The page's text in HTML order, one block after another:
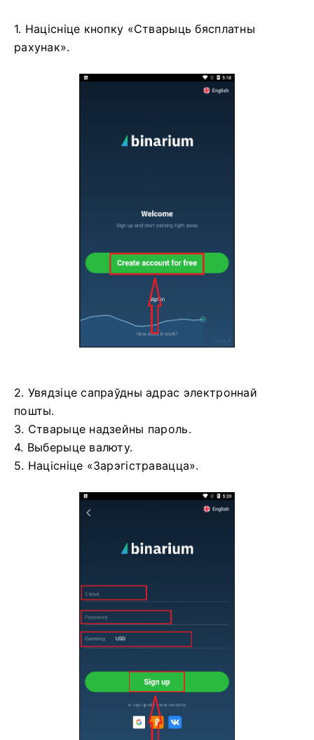
1. Націсніце кнопку «Стварыць бясплатны
рахунак».
2. Увядзіце сапраўдны адрас электроннай
пошты.
3. Стварыце надзейны пароль.
4. Выберыце валюту.
5. Націсніце «Зарэгістравацца».